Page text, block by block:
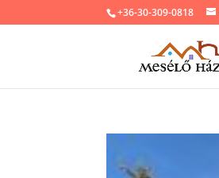
+36-30-309-0818